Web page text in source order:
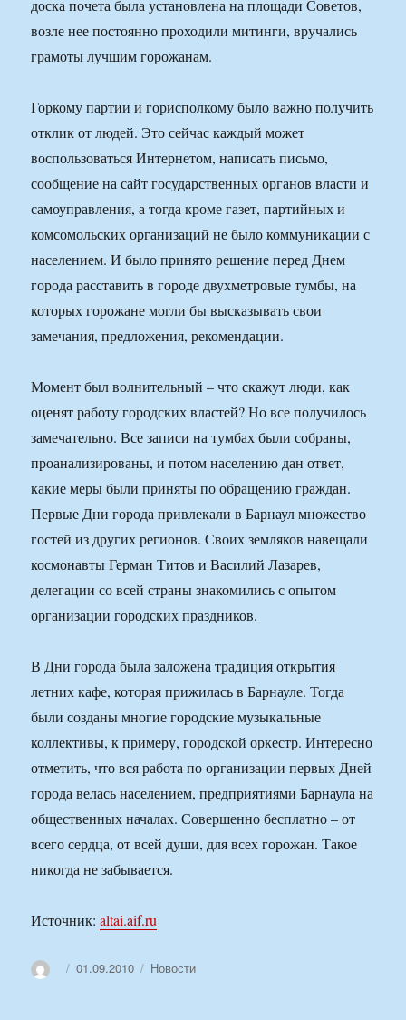
доска почета была установлена на площади Советов,
возле нее постоянно проходили митинги, вручались
грамоты лучшим горожанам.
Горкому партии и горисполкому было важно получить
отклик от людей. Это сейчас каждый может
воспользоваться Интернетом, написать письмо,
сообщение на сайт государственных органов власти и
самоуправления, а тогда кроме газет, партийных и
комсомольских организаций не было коммуникации с
населением. И было принято решение перед Днем
города расставить в городе двухметровые тумбы, на
которых горожане могли бы высказывать свои
замечания, предложения, рекомендации.
Момент был волнительный – что скажут люди, как
оценят работу городских властей? Но все получилось
замечательно. Все записи на тумбах были собраны,
проанализированы, и потом населению дан ответ,
какие меры были приняты по обращению граждан.
Первые Дни города привлекали в Барнаул множество
гостей из других регионов. Своих земляков навещали
космонавты Герман Титов и Василий Лазарев,
делегации со всей страны знакомились с опытом
организации городских праздников.
В Дни города была заложена традиция открытия
летних кафе, которая прижилась в Барнауле. Тогда
были созданы многие городские музыкальные
коллективы, к примеру, городской оркестр. Интересно
отметить, что вся работа по организации первых Дней
города велась населением, предприятиями Барнаула на
общественных началах. Совершенно бесплатно – от
всего сердца, от всей души, для всех горожан. Такое
никогда не забывается.
Источник:altai.aif.ru
АвторОпубликовано
01.09.2010 Рубрики
Новости